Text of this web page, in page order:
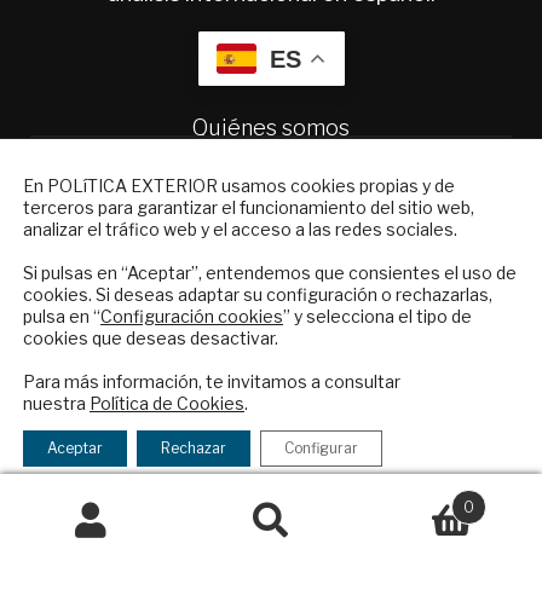
ES
Quiénes somos
Productos y precios
Preguntas frecuentes
Condiciones generales de contratación
Colaboraciones
Publicidad
Contacto
Política Exterior
Afkar/Ideas
© 2026 - Fundación Análisis de Política
Exterior. Todos los derechos reservadosAviso
Buscar
0
En POLíTICA EXTERIOR usamos cookies propias y de
terceros para garantizar el funcionamiento del sitio web,
analizar el tráfico web y el acceso a las redes sociales.
Si pulsas en “Aceptar”, entendemos que consientes el uso de
cookies. Si deseas adaptar su configuración o rechazarlas,
pulsa en “Configuración cookies” y selecciona el tipo de
cookies que deseas desactivar.
Para más información, te invitamos a consultar
nuestra Política de Cookies.
Aceptar Rechazar Configurar
NEWSLETTER
Suscríbase a nuestro boletín electrónico y
reciba en su correo el mejor análisis
internacional en español.
Checkbox
acepto
la
política
de
política de privacidad